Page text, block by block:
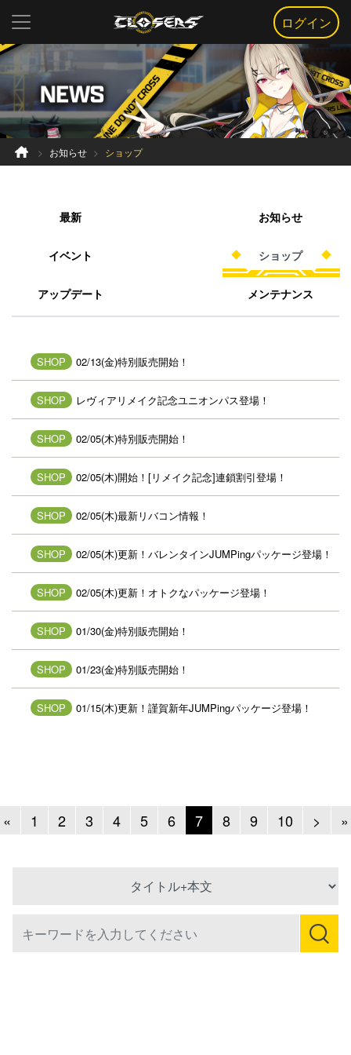
ログイン
お知らせ ショップ
最新 お知らせ
イベント ショップ
アップデート メンテナンス
SHOP 02/13(金)特別販売開始！
SHOP レヴィアリメイク記念ユニオンパス登場！
SHOP 02/05(木)特別販売開始！
SHOP 02/05(木)開始！[リメイク記念]連鎖割引登場！
SHOP 02/05(木)最新リバコン情報！
SHOP 02/05(木)更新！バレンタインJUMPingパッケージ登場！
SHOP 02/05(木)更新！オトクなパッケージ登場！
SHOP 01/30(金)特別販売開始！
SHOP 01/23(金)特別販売開始！
SHOP 01/15(木)更新！謹賀新年JUMPingパッケージ登場！
«Previous
1 2 3 4 5 6 7 8 9 10 > Next
»